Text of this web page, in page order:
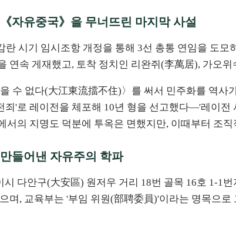
자유중국》을 무너뜨린 마지막 사설
란 시기 임시조항 개정을 통해 3선 총통 연임을 도
연속 게재했고, 토착 정치인 리완쥐(李萬居), 가오
수 없다(大江東流擋不住)〉를 써서 민주화를 역
죄'로 레이전을 체포해 10년 형을 선고했다—'레이
서의 지명도 덕분에 투옥은 면했지만, 이때부터 조
들어낸 자유주의 학파
다안구(大安區) 원저우 거리 18번 골목 16호 1-
며, 교육부는 '부임 위원(部聘委員)'이라는 명목으